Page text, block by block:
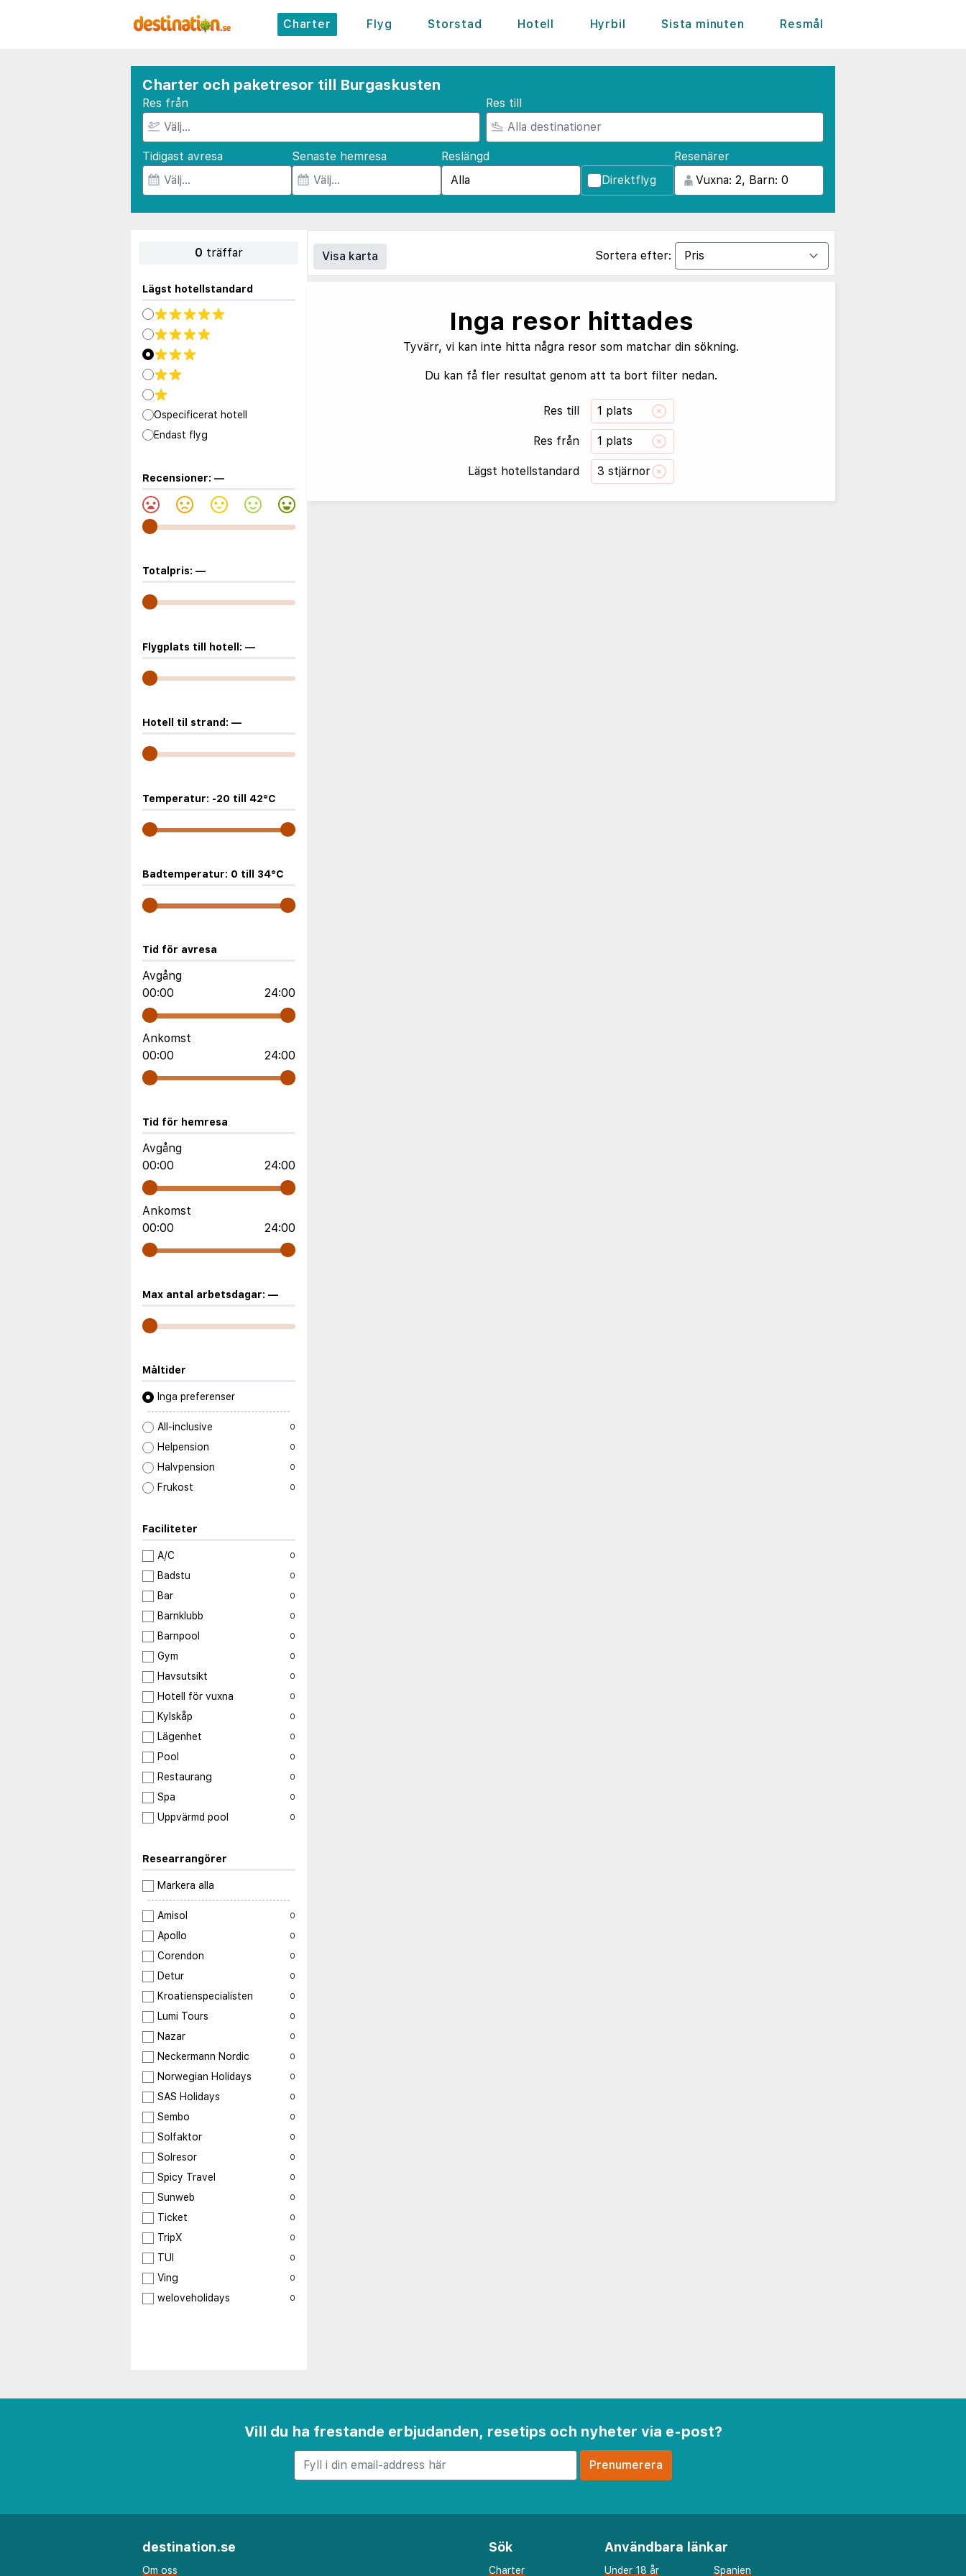
Charter Flyg Storstad Hotell Hyrbil Sista minuten Resmål
Charter och paketresor till Burgaskusten
Res från Res till
Tidigast avresa Senaste hemresa
Reslängd
Direktflyg
Resenärer
0 träffar
Lägst hotellstandard
Ospecificerat hotell
Endast flyg
Recensioner: —
Totalpris: —
Flygplats till hotell: —
Hotell til strand: —
Temperatur: -20 till 42°C
Badtemperatur: 0 till 34°C
Tid för avresa
Avgång
00:00
24:00
Ankomst
00:00
24:00
Tid för hemresa
Avgång
00:00
24:00
Ankomst
00:00
24:00
Max antal arbetsdagar: —
Måltider
Inga preferenser
All-inclusive 0
Helpension 0
Halvpension 0
Frukost 0
Faciliteter
A/C 0
Badstu 0
Bar 0
Barnklubb 0
Barnpool 0
Gym 0
Havsutsikt 0
Hotell för vuxna 0
Kylskåp 0
Lägenhet 0
Pool 0
Restaurang 0
Spa 0
Uppvärmd pool 0
Researrangörer
Markera alla
Amisol 0
Apollo 0
Corendon 0
Detur 0
Kroatienspecialisten 0
Lumi Tours 0
Nazar 0
Neckermann Nordic 0
Norwegian Holidays 0
SAS Holidays 0
Sembo 0
Solfaktor 0
Solresor 0
Spicy Travel 0
Sunweb 0
Ticket 0
TripX 0
TUI 0
Ving 0
weloveholidays 0
Visa karta Sortera efter:
Inga resor hittades
Tyvärr, vi kan inte hitta några resor som matchar din sökning.
Du kan få fler resultat genom att ta bort filter nedan.
Res till 1 plats
Res från 1 plats
Lägst hotellstandard 3 stjärnor
Vill du ha frestande erbjudanden, resetips och nyheter via e-post?
destination.se
Om oss
Sök
Charter
Användbara länkar
Under 18 år Spanien